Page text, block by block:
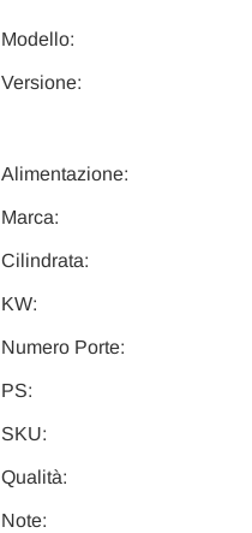
Modello:
Versione:
Cilindrata:
Alimentazione:
Marca:
KW:
Numero Porte:
PS:
Qualità:
SKU:
Note: